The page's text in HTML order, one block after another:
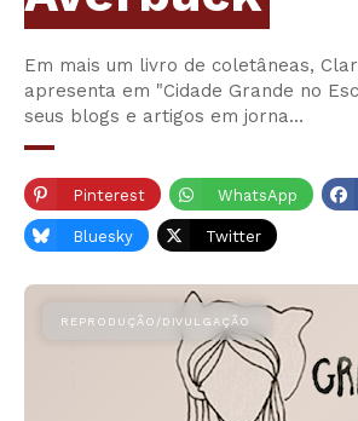
Em mais um livro de coletâneas,
apresenta em "Cidade Grande no
seus blogs e artigos em jorna…
Pinterest WhatsApp
Bluesky Twitter